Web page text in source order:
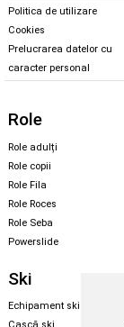
Politica de utilizare
Cookies
Prelucrarea datelor cu
caracter personal
Role
Role adulți
Role copii
Role Fila
Role Roces
Role Seba
Powerslide
Ski
Echipament ski